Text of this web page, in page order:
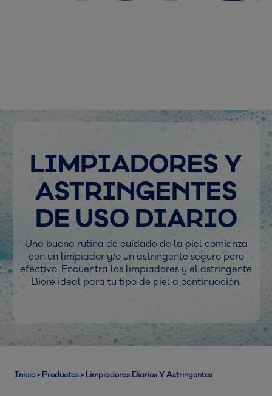
LIMPIADORES Y
ASTRINGENTES
DE USO DIARIO
Una buena rutina de cuidado de la piel comienza
con un limpiador y/o un astringente seguro pero
efectivo. Encuentra los limpiadores y el astringente
Bioré ideal para tu tipo de piel a continuación.
Inicio> Productos> Limpiadores Diarios Y Astringentes